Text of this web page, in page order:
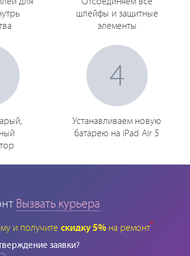
шлейфы и защитные
элементы
4
Устанавливаем новую
батарею на iPad Air 5
Вызвать курьера
и получите скидку 5% на ремонт*
заявки?